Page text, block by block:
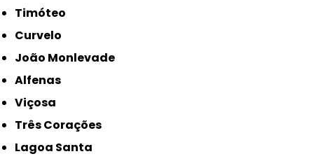
Timóteo
Curvelo
João Monlevade
Alfenas
Viçosa
Três Corações
Lagoa Santa